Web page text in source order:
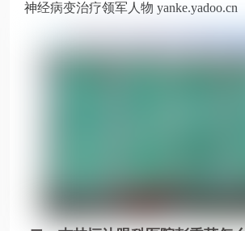
神经病变治疗领军人物 yanke.yadoo.cn